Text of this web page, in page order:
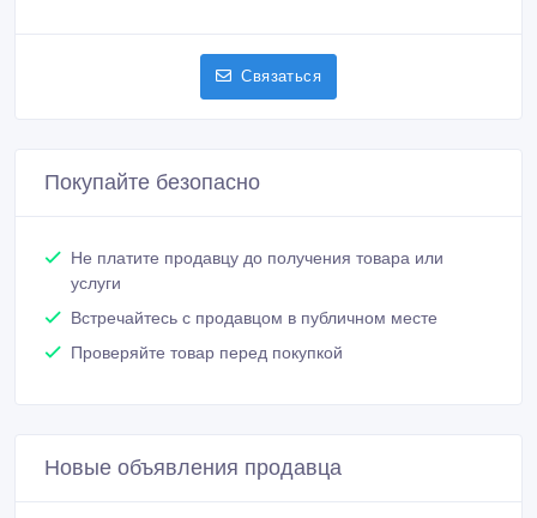
Связаться
Покупайте безопасно
Не платите продавцу до получения товара или
услуги
Встречайтесь с продавцом в публичном месте
Проверяйте товар перед покупкой
Новые объявления продавца